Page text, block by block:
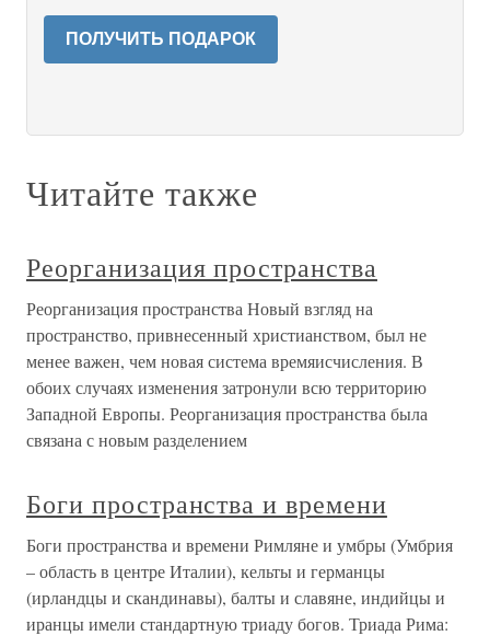
ПОЛУЧИТЬ ПОДАРОК
Читайте также
Реорганизация пространства
Реорганизация пространства Новый взгляд на
пространство, привнесенный христианством, был не
менее важен, чем новая система времяисчисления. В
обоих случаях изменения затронули всю территорию
Западной Европы. Реорганизация пространства была
связана с новым разделением
Боги пространства и времени
Боги пространства и времени Римляне и умбры (Умбрия
– область в центре Италии), кельты и германцы
(ирландцы и скандинавы), балты и славяне, индийцы и
иранцы имели стандартную триаду богов. Триада Рима: